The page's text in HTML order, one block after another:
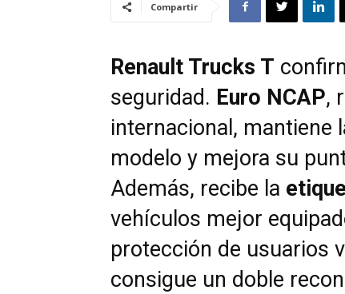
Compartir
Renault Trucks T
seguridad. Euro NCAP,
internacional, mantiene
modelo y mejora su
Además, recibe la
vehículos mejor
protección de usuarios
consigue un doble